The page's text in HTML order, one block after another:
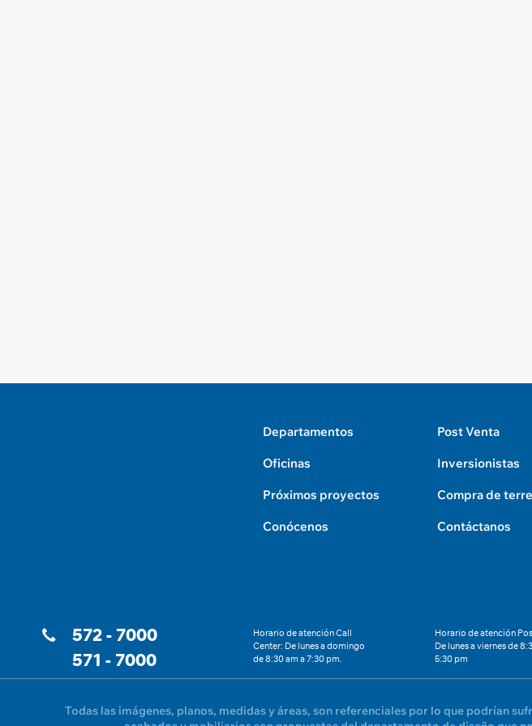
Departamentos
Oficinas
Próximos proyectos
Conócenos
Post Venta
Inversionistas
Compra de
Contáctanos
572 - 7000
571 - 7000
Horario de atención Call
Center: De lunes a domingo
de 8:30 am a 7:30 pm.
Horario de atención
De lunes a viernes de
5:30 pm
Todas las imágenes, planos, medidas y áreas, son referenciales por lo que podrían